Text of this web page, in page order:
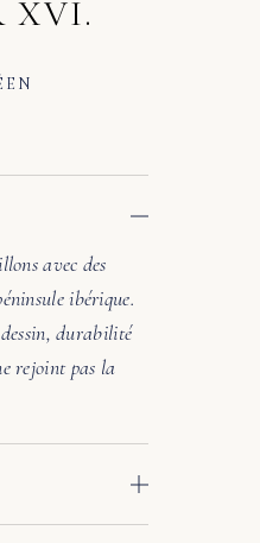
XVI.
avec des
ibérique.
durabilité
rejoint pas la